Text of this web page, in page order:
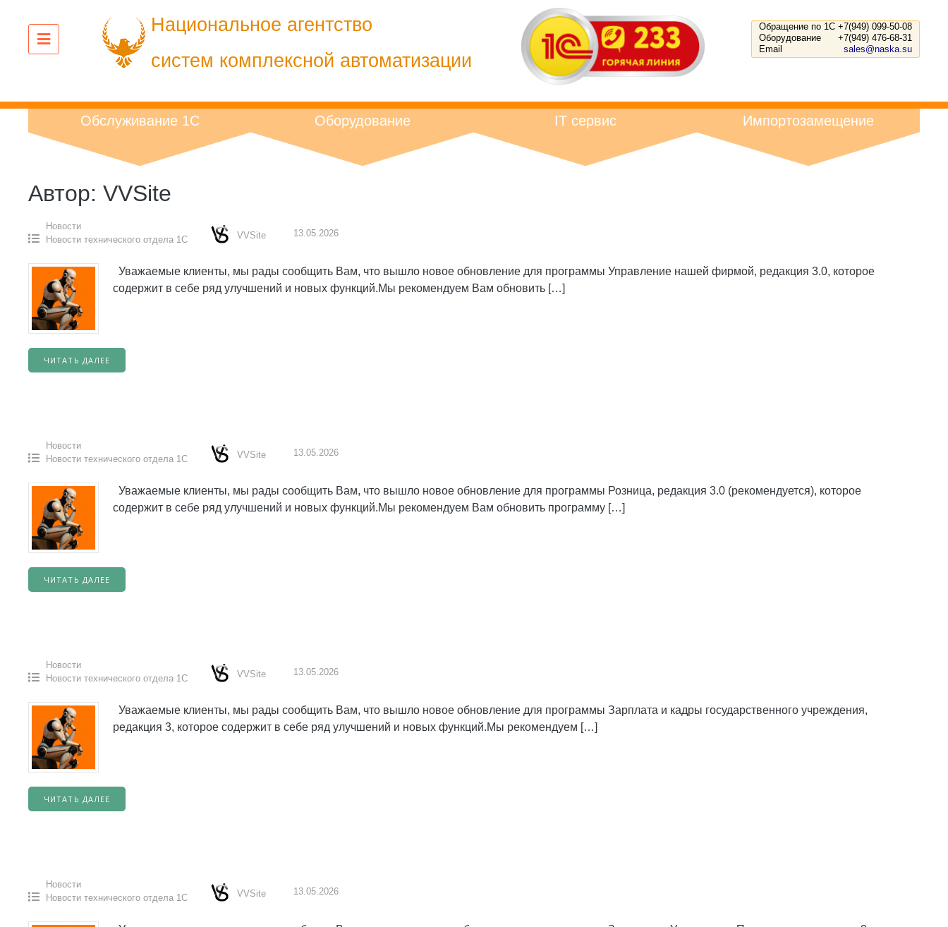
содержанию
Национальное агентство
систем комплексной автоматизации
Обращение по 1С +7(949) 099-50-08
Оборудование
+7(949) 476-68-31
Email
sales@naska.su
Обслуживание 1С Оборудование IT сервис Импортозамещение
Автор: VVSite
Новости
Новости технического отдела 1С
VVSite 13.05.2026
Уважаемые клиенты, мы рады сообщить Вам, что вышло новое обновление для программы Управление нашей фирмой, редакция 3.0, которое
содержит в себе ряд улучшений и новых функций.Мы рекомендуем Вам обновить […]
ЧИТАТЬ ДАЛЕЕ
Новости
Новости технического отдела 1С
VVSite 13.05.2026
Уважаемые клиенты, мы рады сообщить Вам, что вышло новое обновление для программы Розница, редакция 3.0 (рекомендуется), которое
содержит в себе ряд улучшений и новых функций.Мы рекомендуем Вам обновить программу […]
ЧИТАТЬ ДАЛЕЕ
Новости
Новости технического отдела 1С
VVSite 13.05.2026
Уважаемые клиенты, мы рады сообщить Вам, что вышло новое обновление для программы Зарплата и кадры государственного учреждения,
редакция 3, которое содержит в себе ряд улучшений и новых функций.Мы рекомендуем […]
ЧИТАТЬ ДАЛЕЕ
Новости
Новости технического отдела 1С
VVSite 13.05.2026